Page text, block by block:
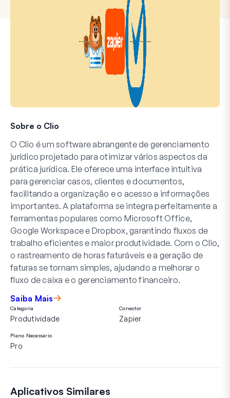
Sobre o Clio
O Clio é um software abrangente de gerenciamento
jurídico projetado para otimizar vários aspectos da
prática jurídica. Ele oferece uma interface intuitiva
para gerenciar casos, clientes e documentos,
facilitando a organização e o acesso a informações
importantes. A plataforma se integra perfeitamente a
ferramentas populares como Microsoft Office,
Google Workspace e Dropbox, garantindo fluxos de
trabalho eficientes e maior produtividade. Com o Clio,
o rastreamento de horas faturáveis e a geração de
faturas se tornam simples, ajudando a melhorar o
fluxo de caixa e o gerenciamento financeiro.
Saiba Mais
Categoria
Produtividade
Conector
Zapier
Plano Necessário
Pro
Aplicativos Similares